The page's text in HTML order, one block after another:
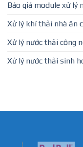
Báo giá module xử lý
Xử lý khí thải nhà ăn
Xử lý nước thải công
Xử lý nước thải sinh